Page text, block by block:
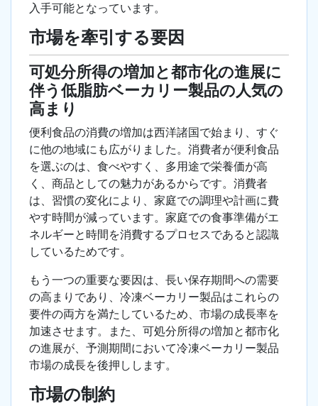
入手可能となっています。
市場を牽引する要因
可処分所得の増加と都市化の進展に
伴う低脂肪ベーカリー製品の人気の
高まり
便利食品の消費の増加は西洋諸国で始まり、すぐ
に他の地域にも広がりました。消費者が便利食品
を選ぶのは、食べやすく、多用途で栄養価が高
く、商品としての魅力があるからです。消費者
は、習慣の変化により、家庭での調理や計画に費
やす時間が減っています。家庭での食事準備がエ
ネルギーと時間を消費するプロセスであると認識
しているためです。
もう一つの重要な要因は、長い保存期間への需要
の高まりであり、冷凍ベーカリー製品はこれらの
要件の両方を満たしているため、市場の成長率を
加速させます。また、可処分所得の増加と都市化
の進展が、予測期間において冷凍ベーカリー製品
市場の成長を後押しします。
市場の制約